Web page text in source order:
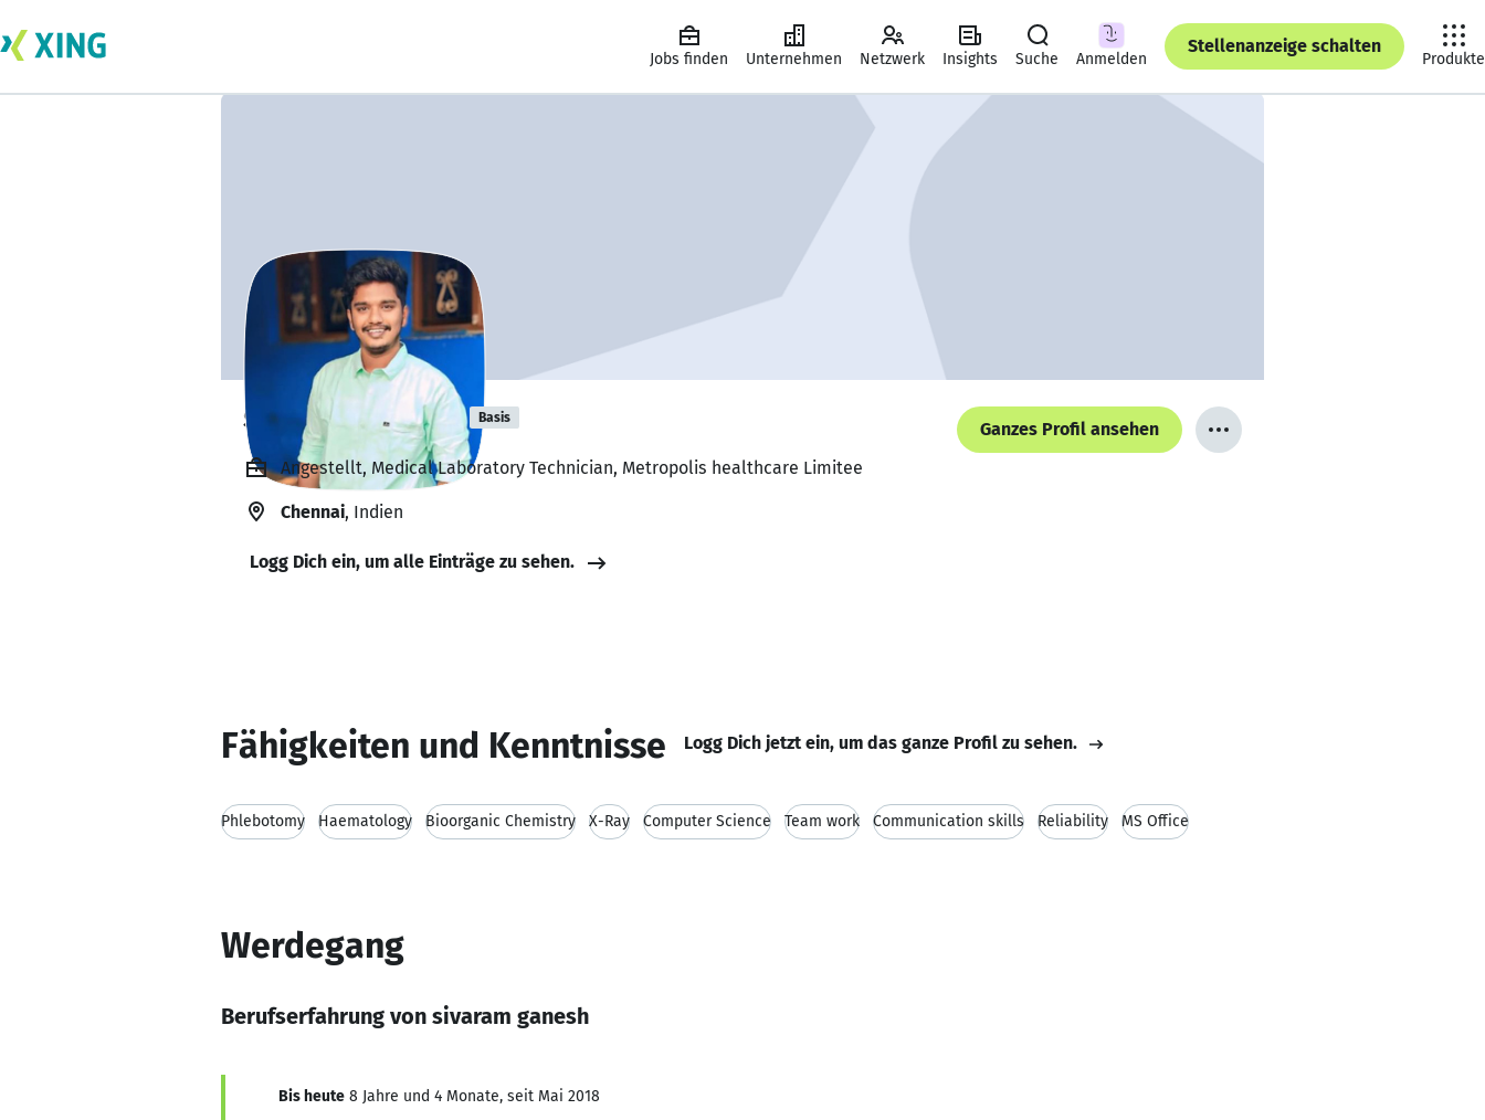
Jobs finden Unternehmen Netzwerk Insights Suche Anmelden
Stellenanzeige schalten
Produkte
sivaram ganesh Basis
Ganzes Profil ansehen
Angestellt, Medical Laboratory Technician, Metropolis healthcare Limitee
Chennai, Indien
Logg Dich ein, um alle Einträge zu sehen.
Fähigkeiten und Kenntnisse Logg Dich jetzt ein, um das ganze Profil zu sehen.
Phlebotomy Haematology Bioorganic Chemistry X-Ray Computer Science Team work Communication skills Reliability MS Office
Werdegang
Berufserfahrung von sivaram ganesh
Bis heute 8 Jahre und 4 Monate, seit Mai 2018